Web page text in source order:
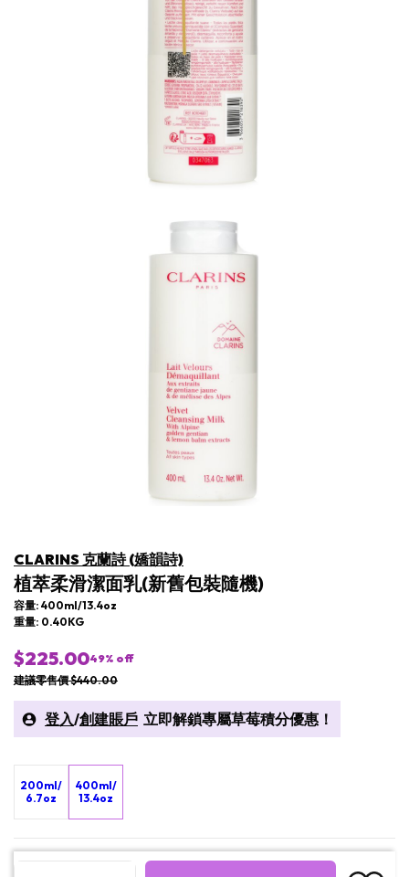
CLARINS 克蘭詩 (嬌韻詩)
植萃柔滑潔面乳(新舊包裝隨機)
容量: 400ml/13.4oz
重量: 0.40KG
$225.0049% off
建議零售價 $440.00
登入/創建賬戶 立即解鎖專屬草莓積分優惠！
200ml/
6.7oz
400ml/
13.4oz